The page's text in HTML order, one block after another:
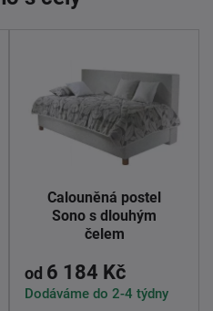
Čalouněná postel
Sono s dlouhým
čelem
od 6 184 Kč
Dodáváme do 2-4 týdny